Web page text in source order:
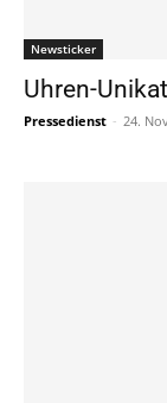
Newsticker
Uhren-
Pressedienst - 24.